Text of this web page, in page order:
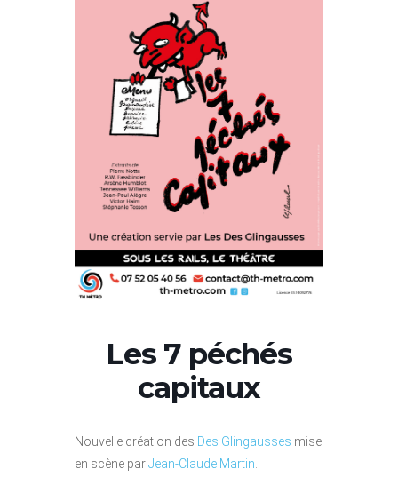
Les 7 péchés
capitaux
Nouvelle création des Des Glingausses mise
en scène parJean-Claude Martin